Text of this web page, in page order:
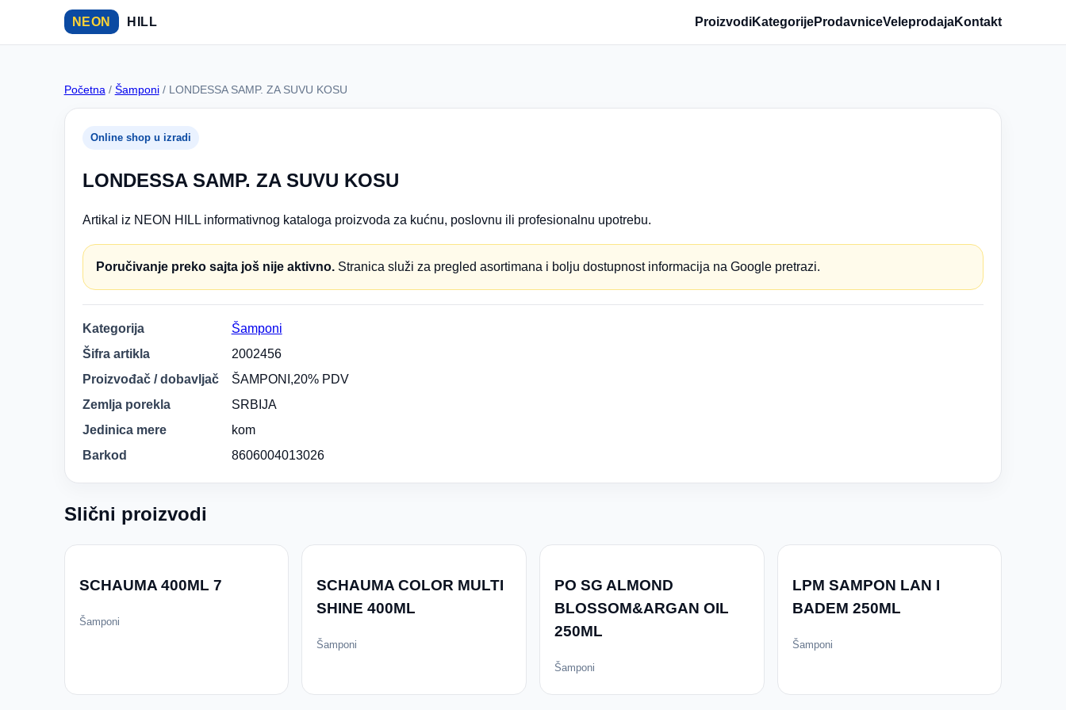
NEON HILL ProizvodiKategorijeProdavniceVeleprodajaKontakt
Početna / Šamponi/ LONDESSA SAMP. ZA SUVU KOSU
Online shop u izradi
LONDESSA SAMP. ZA SUVU KOSU
Artikal iz NEON HILL informativnog kataloga proizvoda za kućnu, poslovnu ili profesionalnu upotrebu.
Poručivanje preko sajta još nije aktivno.Stranica služi za pregled asortimana i bolju dostupnost informacija na Google pretrazi.
Kategorija
Šamponi
Šifra artikla
2002456
Proizvođač / dobavljač
ŠAMPONI,20% PDV
Zemlja porekla
SRBIJA
Jedinica mere
kom
Barkod
8606004013026
Slični proizvodi
SCHAUMA 400ML 7
Šamponi
SCHAUMA COLOR MULTI
SHINE 400ML
Šamponi
PO SG ALMOND
BLOSSOM&ARGAN OIL
250ML
Šamponi
LPM SAMPON LAN I
BADEM 250ML
Šamponi